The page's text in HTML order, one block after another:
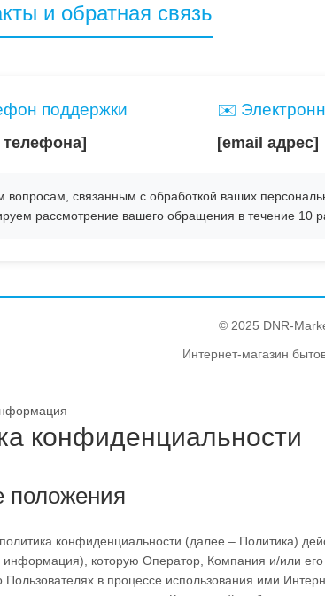
и обратная связь
поддержки ✉️
[email адрес]
вопросам, связанным с обработкой ваших
рассмотрение вашего обращения в течение 10
© 2025 DNR-
Интернет-магазин
конфиденциальности
конфиденциальности (далее – Политика)
которую Оператор, Компания и/или
Пользователях в процессе использования ими